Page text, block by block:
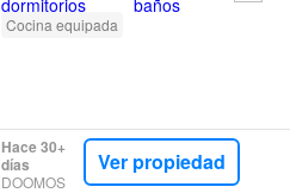
Cocina equipada
Hace 30+
días
DOOMOS
Ver propiedad